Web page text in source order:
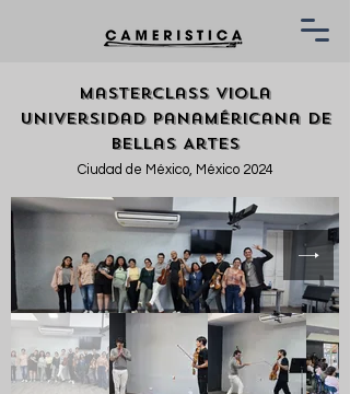
Masterclass Viola
Universidad Panaméricana de
Bellas Artes
Ciudad de México, México 2024